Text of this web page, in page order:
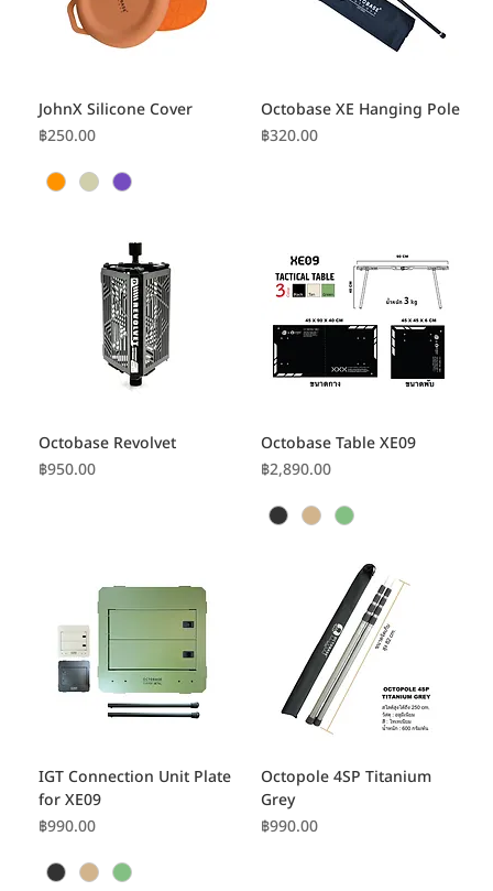
JohnX Silicone Cover
ราคา
฿250.00
Octobase XE Hanging Pole
ราคา
฿320.00
Octobase Revolvet
ราคา
฿950.00
Octobase Table XE09
ราคา
฿2,890.00
IGT Connection Unit Plate
for XE09
ราคา
฿990.00
Octopole 4SP Titanium
Grey
ราคา
฿990.00